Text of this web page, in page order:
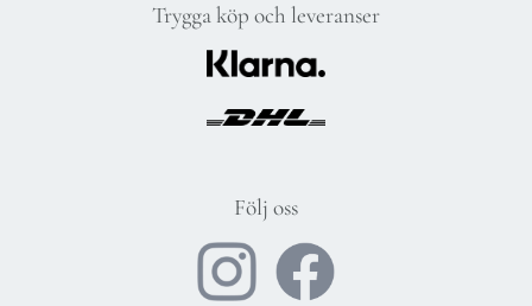
Trygga köp och leveranser
Följ oss